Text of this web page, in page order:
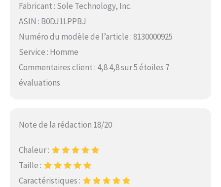
Fabricant : Sole Technology, Inc.
ASIN : B0DJ1LPPBJ
Numéro du modèle de l’article : 8130000925
Service : Homme
Commentaires client : 4,8 4,8 sur 5 étoiles 7
évaluations
Note de la rédaction 18/20
Chaleur :
Taille :
Caractéristiques :